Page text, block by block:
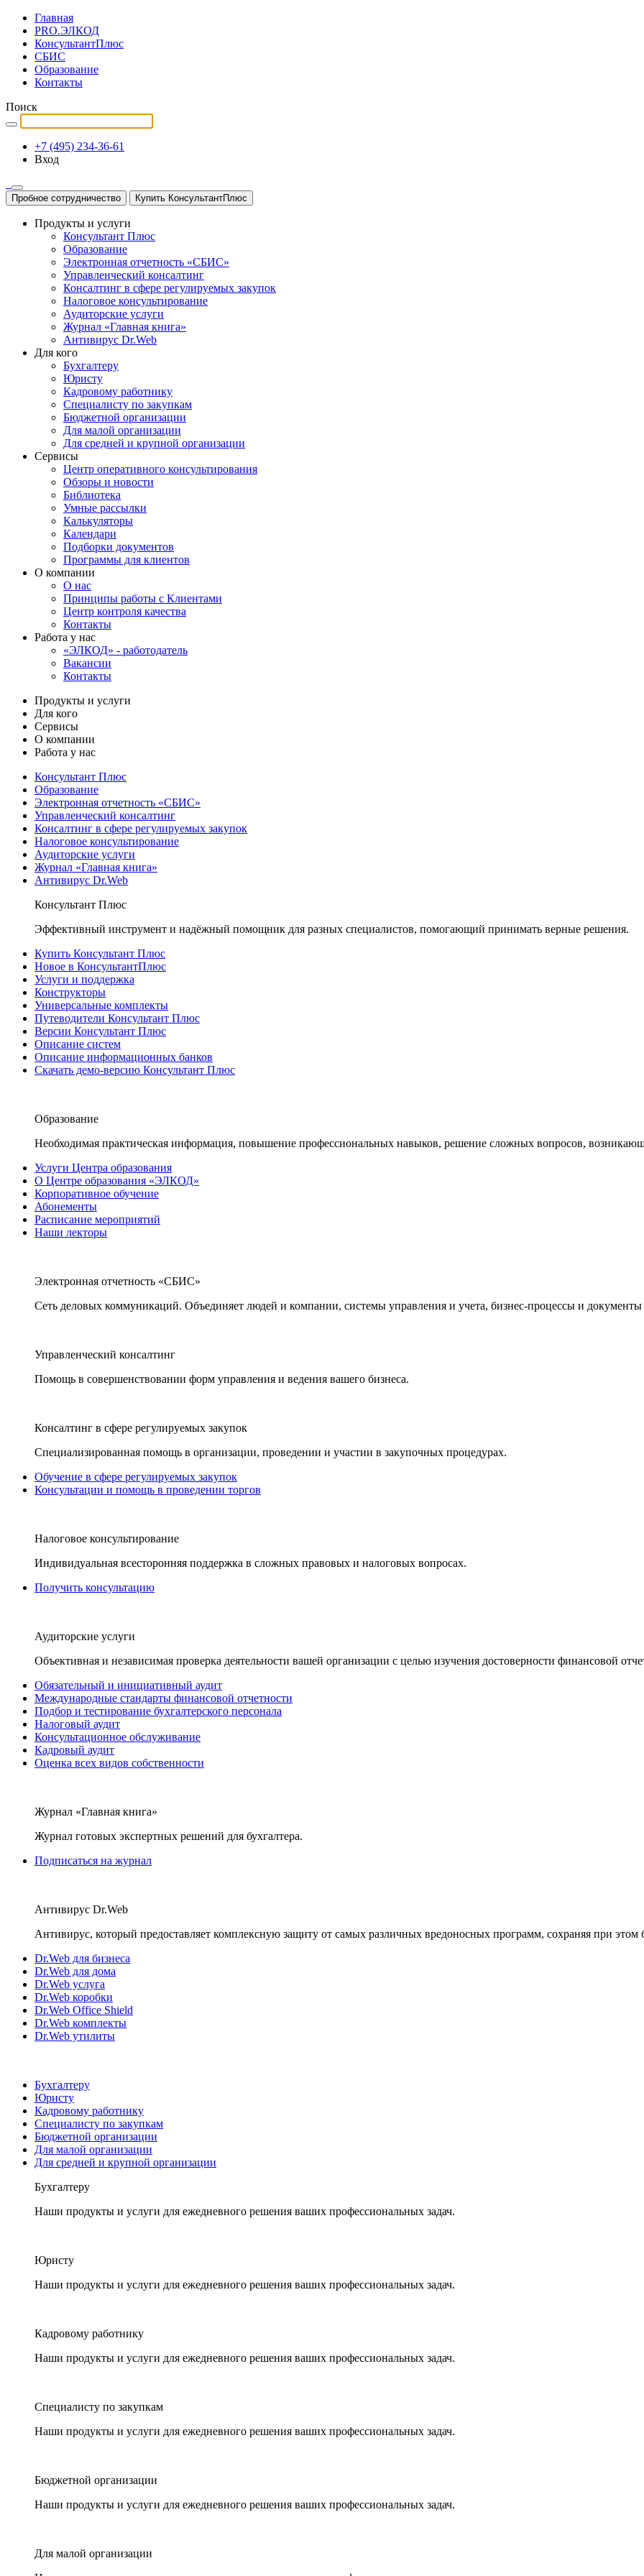
Главная
PRO.ЭЛКОД
КонсультантПлюс
СБИС
Образование
Контакты
Поиск
+7 (495) 234-36-61
Вход
Пробное сотрудничество Купить КонсультантПлюс
Продукты и услуги
Консультант Плюс
Образование
Электронная отчетность «СБИС»
Управленческий консалтинг
Консалтинг в сфере регулируемых закупок
Налоговое консультирование
Аудиторские услуги
Журнал «Главная книга»
Антивирус Dr.Web
Для кого
Бухгалтеру
Юристу
Кадровому работнику
Специалисту по закупкам
Бюджетной организации
Для малой организации
Для средней и крупной организации
Сервисы
Центр оперативного консультирования
Обзоры и новости
Библиотека
Умные рассылки
Калькуляторы
Календари
Подборки документов
Программы для клиентов
О компании
О нас
Принципы работы с Клиентами
Центр контроля качества
Контакты
Работа у нас
«ЭЛКОД» - работодатель
Вакансии
Контакты
Продукты и услуги
Для кого
Сервисы
О компании
Работа у нас
Консультант Плюс
Образование
Электронная отчетность «СБИС»
Управленческий консалтинг
Консалтинг в сфере регулируемых закупок
Налоговое консультирование
Аудиторские услуги
Журнал «Главная книга»
Антивирус Dr.Web
Консультант Плюс
Эффективный инструмент и надёжный помощник для разных специалистов, помогающий принимать верные решения.
Купить Консультант Плюс
Новое в КонсультантПлюс
Услуги и поддержка
Конструкторы
Универсальные комплекты
Путеводители Консультант Плюс
Версии Консультант Плюс
Описание систем
Описание информационных банков
Скачать демо-версию Консультант Плюс
Образование
Необходимая практическая информация, повышение профессиональных навыков, решение сложных вопросов,
Услуги Центра образования
О Центре образования «ЭЛКОД»
Корпоративное обучение
Абонементы
Расписание мероприятий
Наши лекторы
Электронная отчетность «СБИС»
Сеть деловых коммуникаций. Объединяет людей и компании, системы управления и учета, бизнес-процессы и документы
Управленческий консалтинг
Помощь в совершенствовании форм управления и ведения вашего бизнеса.
Консалтинг в сфере регулируемых закупок
Специализированная помощь в организации, проведении и участии в закупочных процедурах.
Обучение в сфере регулируемых закупок
Консультации и помощь в проведении торгов
Налоговое консультирование
Индивидуальная всесторонняя поддержка в сложных правовых и налоговых вопросах.
Получить консультацию
Аудиторские услуги
Объективная и независимая проверка деятельности вашей организации с целью изучения достоверности финансовой
Обязательный и инициативный аудит
Международные стандарты финансовой отчетности
Подбор и тестирование бухгалтерского персонала
Налоговый аудит
Консультационное обслуживание
Кадровый аудит
Оценка всех видов собственности
Журнал «Главная книга»
Журнал готовых экспертных решений для бухгалтера.
Подписаться на журнал
Антивирус Dr.Web
Антивирус, который предоставляет комплексную защиту от самых различных вредоносных программ, сохраняя при этом
Dr.Web для бизнеса
Dr.Web для дома
Dr.Web услуга
Dr.Web коробки
Dr.Web Office Shield
Dr.Web комплекты
Dr.Web утилиты
Бухгалтеру
Юристу
Кадровому работнику
Специалисту по закупкам
Бюджетной организации
Для малой организации
Для средней и крупной организации
Бухгалтеру
Наши продукты и услуги для ежедневного решения ваших профессиональных задач.
Юристу
Наши продукты и услуги для ежедневного решения ваших профессиональных задач.
Кадровому работнику
Наши продукты и услуги для ежедневного решения ваших профессиональных задач.
Специалисту по закупкам
Наши продукты и услуги для ежедневного решения ваших профессиональных задач.
Бюджетной организации
Наши продукты и услуги для ежедневного решения ваших профессиональных задач.
Для малой организации